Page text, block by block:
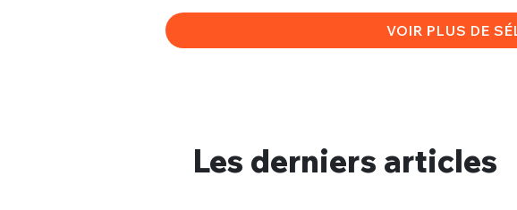
VOIR PLUS DE
Les derniers articles